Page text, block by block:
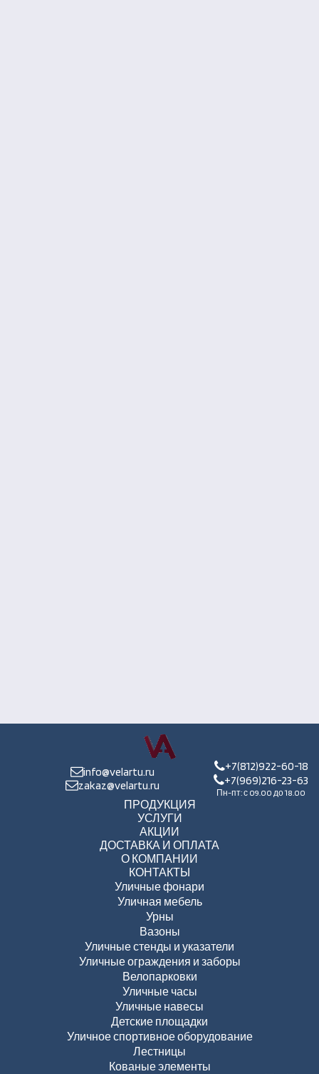
info@velartu.ru
zakaz@velartu.ru
+7(812)922-60-18
+7(969)216-23-63
Пн-пт: с 09.00 до 18.00
ПРОДУКЦИЯ
УСЛУГИ
АКЦИИ
ДОСТАВКА И ОПЛАТА
О КОМПАНИИ
КОНТАКТЫ
Уличные фонари
Уличная мебель
Урны
Вазоны
Уличные стенды и указатели
Уличные ограждения и заборы
Велопарковки
Уличные часы
Уличные навесы
Детские площадки
Уличное спортивное оборудование
Лестницы
Кованые элементы